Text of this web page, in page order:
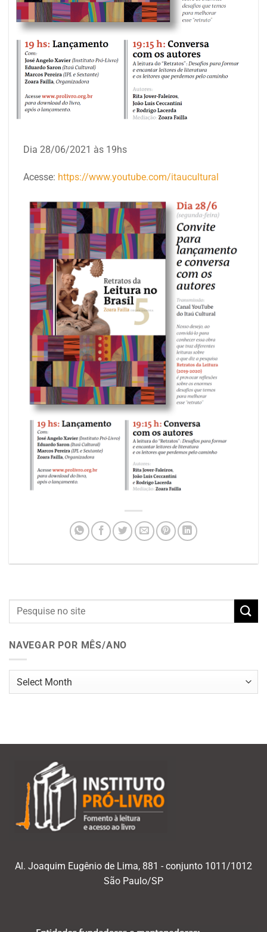
Dia 28/06/2021 às 19hs
Acesse: https://www.youtube.com/itaucultural
NAVEGAR POR MÊS/ANO
Navegar
Al. Joaquim Eugênio de Lima, 881 - conjunto 1011/1012
São Paulo/SP